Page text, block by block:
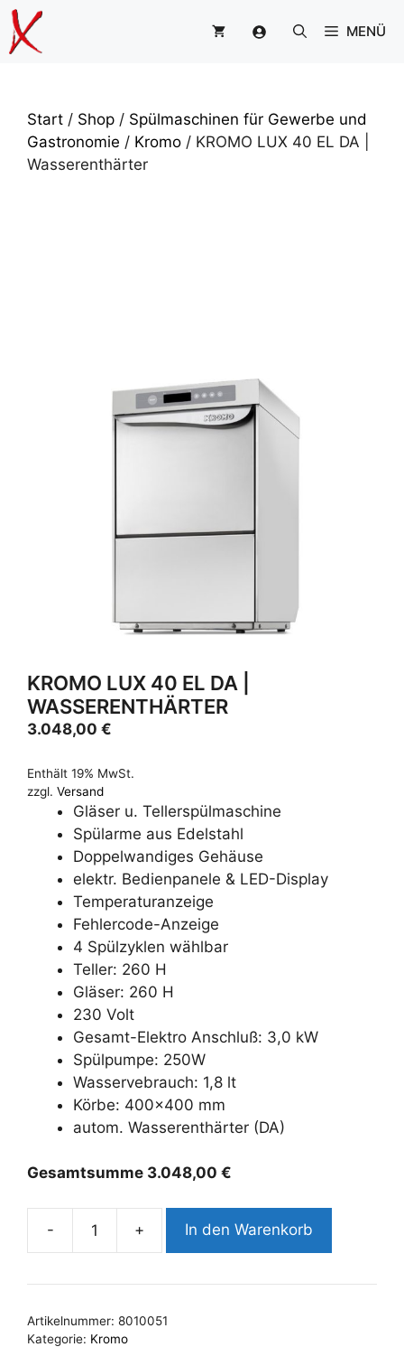
Zum
Inhalt
springen
MENÜ
Start / Shop / Spülmaschinen für Gewerbe und
Gastronomie / Kromo / KROMO LUX 40 EL DA |
Wasserenthärter
KROMO LUX 40 EL DA |
WASSERENTHÄRTER
3.048,00 €
Enthält 19% MwSt.
zzgl. Versand
Gläser u. Tellerspülmaschine
Spülarme aus Edelstahl
Doppelwandiges Gehäuse
elektr. Bedienpanele & LED-Display
Temperaturanzeige
Fehlercode-Anzeige
4 Spülzyklen wählbar
Teller: 260 H
Gläser: 260 H
230 Volt
Gesamt-Elektro Anschluß: 3,0 kW
Spülpumpe: 250W
Wasservebrauch: 1,8 lt
Körbe: 400×400 mm
autom. Wasserenthärter (DA)
Gesamtsumme 3.048,00 €
-
KROMO
40
DA
+ In den Warenkorb
Artikelnummer: 8010051
Kategorie: Kromo